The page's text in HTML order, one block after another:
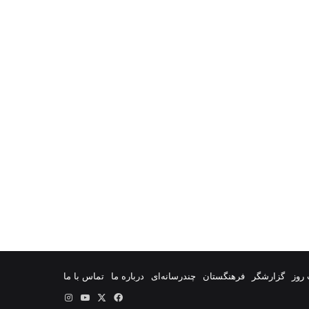
گزارشگر فرهنگستان چندرسانه‌ای درباره ما
تماس با ما
فیس
یوتیوب